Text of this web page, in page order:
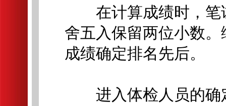
在计算成绩时，笔
舍五入保留两位小数
成绩确定排名先后。
进入体检人员的确